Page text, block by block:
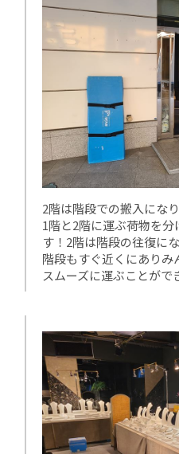
2階は階段での搬入にな
1階と2階に運ぶ荷物を
す！2階は階段の往復に
階段もすぐ近くにあり
スムーズに運ぶことがで